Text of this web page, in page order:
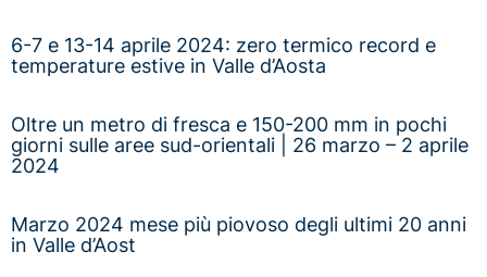
6-7 e 13-14 aprile 2024: zero termico record e
temperature estive in Valle d’Aosta
Oltre un metro di fresca e 150-200 mm in pochi
giorni sulle aree sud-orientali | 26 marzo – 2 aprile
2024
Marzo 2024 mese più piovoso degli ultimi 20 anni
in Valle d’Aost